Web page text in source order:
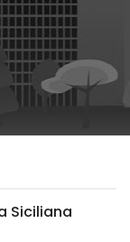
Siciliana